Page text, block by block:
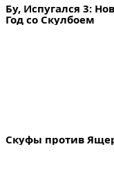
Бу, Испугался 3:
Год со Скулбоем
Скуфы против